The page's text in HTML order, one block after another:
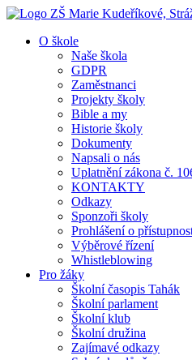
O škole
Naše škola
GDPR
Zaměstnanci
Projekty školy
Bible a my
Historie školy
Dokumenty
Napsali o nás
Uplatnění zákona č.
KONTAKTY
Odkazy
Sponzoři školy
Prohlášení o
Výběrové řízení
Whistleblowing
Pro žáky
Školní časopis Tahák
Školní parlament
Školní klub
Školní družina
Zajímavé odkazy